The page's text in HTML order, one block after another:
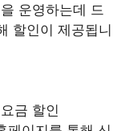
운영하는데 드
할인이 제공됩니
금 할인